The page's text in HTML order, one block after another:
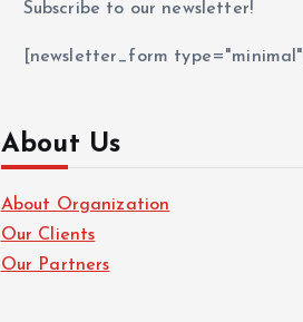
Subscribe to our newsletter!
[newsletter_form type="minimal"]
About Us
About Organization
Our Clients
Our Partners